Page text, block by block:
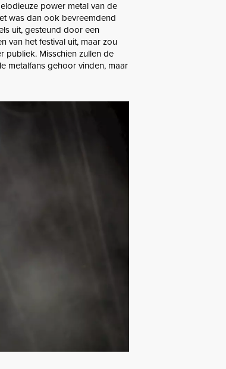
power metal van de
was dan ook bevreemdend
uit, gesteund door een
van het festival uit, maar zou
publiek. Misschien zullen de
metalfans gehoor vinden, maar